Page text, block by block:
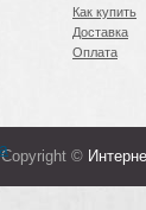
Как купить
Доставка
Оплата
Copyright ©